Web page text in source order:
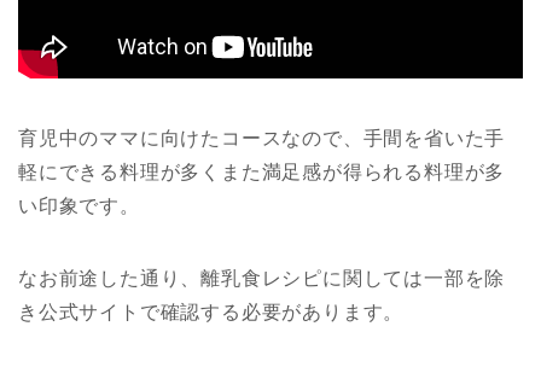
育児中のママに向けたコースなので、手間を省いた手
軽にできる料理が多くまた満足感が得られる料理が多
い印象です。
なお前途した通り、離乳食レシピに関しては一部を除
き公式サイトで確認する必要があります。